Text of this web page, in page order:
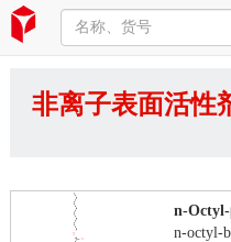
非离子表面活性
n-
n-octyl-